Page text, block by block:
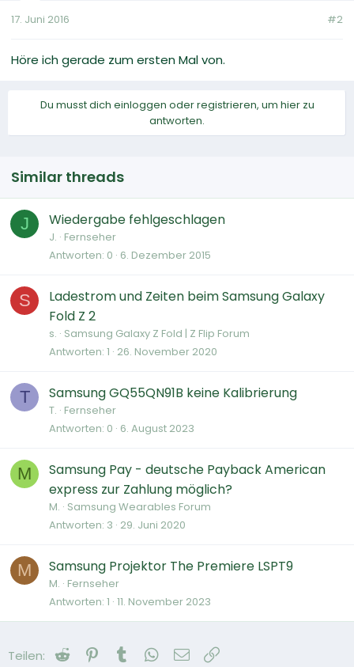
17. Juni 2016 #2
Höre ich gerade zum ersten Mal von.
Du musst dich einloggen oder registrieren, um hier zu
antworten.
Similar threads
J Wiedergabe fehlgeschlagen
J. Fernseher
Antworten 0 6. Dezember 2015
S
Ladestrom und Zeiten beim Samsung Galaxy
Fold Z 2
s. Samsung Galaxy Z Fold | Z Flip Forum
Antworten 1 26. November 2020
T Samsung GQ55QN91B keine Kalibrierung
T. Fernseher
Antworten 0 6. August 2023
M
Samsung Pay - deutsche Payback American
express zur Zahlung möglich?
M. Samsung Wearables Forum
Antworten 3 29. Juni 2020
M Samsung Projektor The Premiere LSPT9
M. Fernseher
Antworten 1 11. November 2023
Teilen: Reddit Pinterest
Tumblr WhatsApp
E-Mail